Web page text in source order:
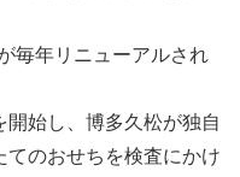
毎年リニューアルされ
開始し、博多久松が独自
てのおせちを検査にかけ